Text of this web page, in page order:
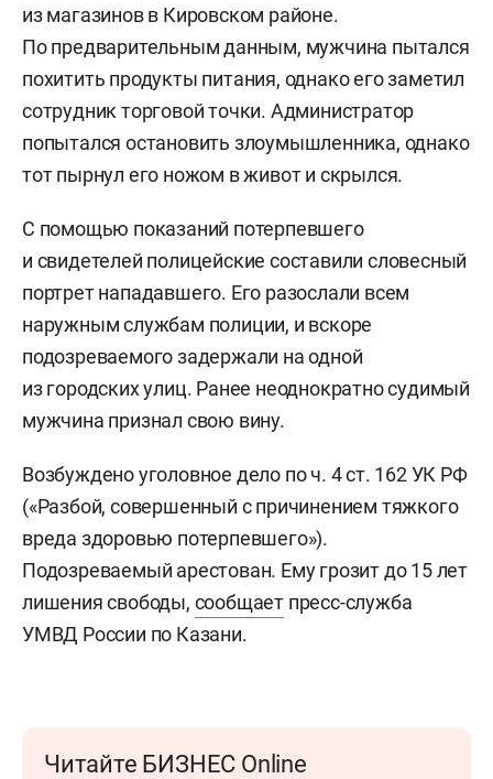
из магазинов в Кировском районе.
По предварительным данным, мужчина пытался
похитить продукты питания, однако его заметил
сотрудник торговой точки. Администратор
попытался остановить злоумышленника, однако
тот пырнул его ножом в живот и скрылся.
С помощью показаний потерпевшего
и свидетелей полицейские составили словесный
портрет нападавшего. Его разослали всем
наружным службам полиции, и вскоре
подозреваемого задержали на одной
из городских улиц. Ранее неоднократно судимый
мужчина признал свою вину.
Возбуждено уголовное дело по ч. 4 ст. 162 УК РФ
(«Разбой, совершенный с причинением тяжкого
вреда здоровью потерпевшего»).
Подозреваемый арестован. Ему грозит до 15 лет
лишения свободы, сообщает пресс-служба
УМВД России по Казани.
Читайте БИЗНЕС Online